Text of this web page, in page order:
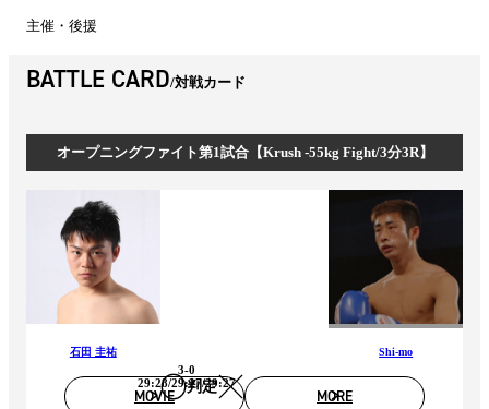
主催・後援
BATTLE CARD 対戦カード
オープニングファイト第1試合【Krush -55kg Fight/3分3R】
石田 圭祐
判定
3-0
29:28/29:27/29:27
Shi-mo
MOVIE MORE